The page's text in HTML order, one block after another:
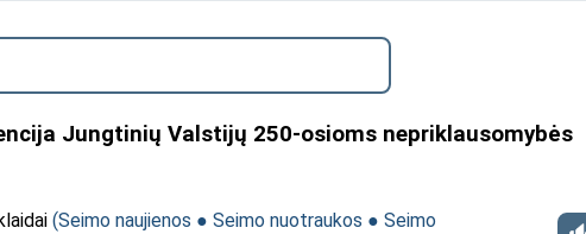
Jungtinių Valstijų 250-osioms nepriklausomybės
(Seimo naujienos ● Seimo nuotraukos ● Seimo